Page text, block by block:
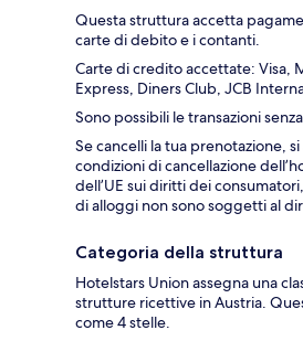
Questa struttura accetta
carte di debito e i contanti.
Carte di credito accettate: Visa,
Express, Diners Club, JCB
Sono possibili le transazioni
Se cancelli la tua prenotazione,
condizioni di cancellazione
dell’UE sui diritti dei
di alloggi non sono soggetti al
Categoria della struttura
Hotelstars Union assegna una
strutture ricettive in Austria.
come 4 stelle.